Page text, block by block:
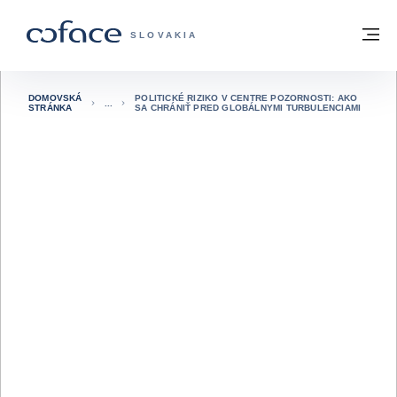
COFACE FOR TRADE - WEBOVÁ
SLOVAKIA
Späť na domovskú stránku
DOMOVSKÁ
STRÁNKA
POLITICKÉ RIZIKO V CENTRE POZORNOSTI: AKO
SA CHRÁNIŤ PRED GLOBÁLNYMI TURBULENCIAMI